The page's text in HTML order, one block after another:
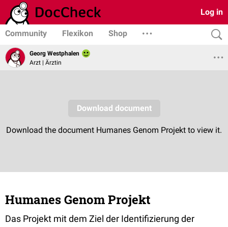
Log in
Community Flexikon Shop
Georg Westphalen
Arzt | Ärztin
Humanes Genom Projekt
Das Projekt mit dem Ziel der Identifizierung der